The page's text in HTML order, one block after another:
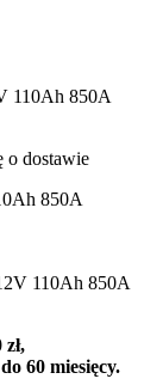
110Ah 850A
o dostawie
60 miesięcy.